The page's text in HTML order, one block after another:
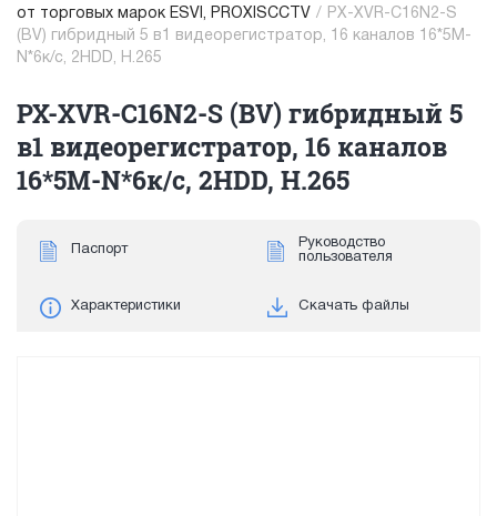
от торговых марок ESVI, PROXISCCTV /
PX-XVR-C16N2-S
(BV) гибридный 5 в1 видеорегистратор, 16 каналов 16*5М-
N*6к/с, 2HDD, H.265
PX-XVR-C16N2-S (BV) гибридный 5
в1 видеорегистратор, 16 каналов
16*5М-N*6к/с, 2HDD, H.265
Паспорт
Руководство
пользователя
Характеристики Скачать файлы